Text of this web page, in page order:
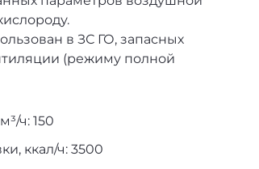
в ЗС ГО, запасных
(режиму полной
ч: 150
ккал/ч: 3500